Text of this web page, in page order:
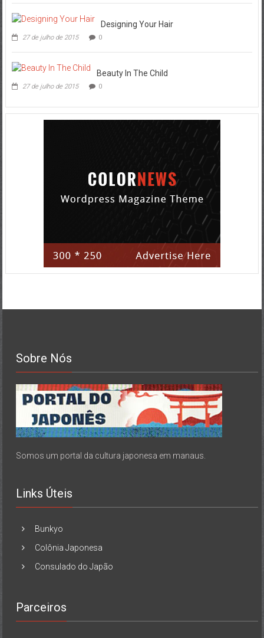
Designing Your Hair
27 de julho de 2015 0
Beauty In The Child
27 de julho de 2015 0
Sobre Nós
Somos um portal da cultura japonesa em manaus.
Links Úteis
Bunkyo
Colônia Japonesa
Consulado do Japão
Parceiros